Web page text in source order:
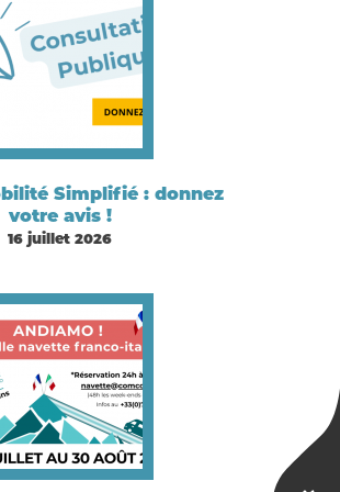
Simplifié : donnez
votre avis !
16 juillet 2026